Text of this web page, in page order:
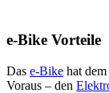
e-Bike Vorteile
Das e-Bike hat
Voraus – den